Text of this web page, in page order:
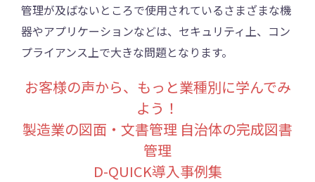
管理が及ばないところで使用されているさまざまな機
器やアプリケーションなどは、セキュリティ上、コン
プライアンス上で大きな問題となります。
お客様の声から、もっと業種別に学んでみ
よう！
製造業の図面・文書管理 自治体の完成図書
管理
D-QUICK導入事例集